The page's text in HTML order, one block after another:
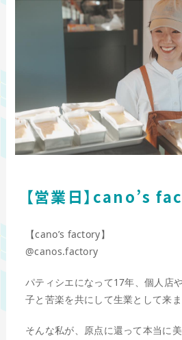
【営業日】cano’s
【cano’s factory】
@canos.factory
パティシエになって17年、個人店
子と苦楽を共にして生業として来ま
そんな私が、原点に還って本当に